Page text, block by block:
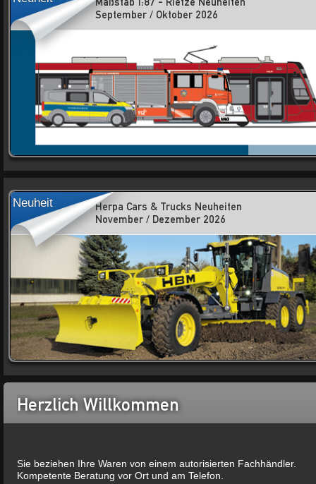
September / Oktober 2026
Neuheit
Herpa Cars & Trucks Neuheiten
November / Dezember 2026
Herzlich Willkommen
Sie beziehen Ihre Waren von einem autorisierten Fachhändler.
Kompetente Beratung vor Ort und am Telefon.